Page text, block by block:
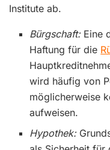
Institute ab.
Bürgschaft:Eine
Haftung für die
wird häufig von
möglicherweise
aufweisen.
Hypothek: